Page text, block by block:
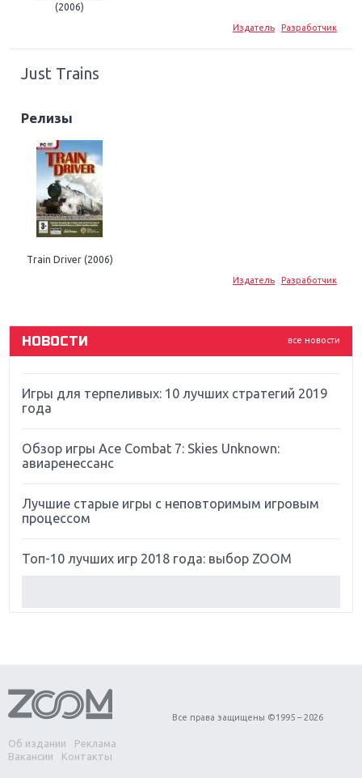
(2006)
Издатель Разработчик
Just Trains
Релизы
Train Driver (2006)
Издатель Разработчик
все новости
НОВОСТИ
Крупнейшие релизы мая: Nintendo, Microsoft и
Sony
Новинки для Nintendo Switch: Labo, South Park и
Far Cry 5: хвалить нельзя ругать
Игры для терпеливых: 10 лучших стратегий 2019
года
Обзор игры Ace Combat 7: Skies Unknown:
авиаренессанс
Лучшие старые игры с неповторимым игровым
процессом
Топ-10 лучших игр 2018 года: выбор ZOOM
Обзор игры Forza Horizon 4: вершина эволюции
Две важных новинки для консолей: Spider-Man и
Divinity Original Sin 2
Об издании
Реклама
Вакансии
Контакты
Все права защищены ©1995 – 2026